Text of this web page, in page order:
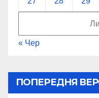
« Чер
ПОПЕРЕДНЯ